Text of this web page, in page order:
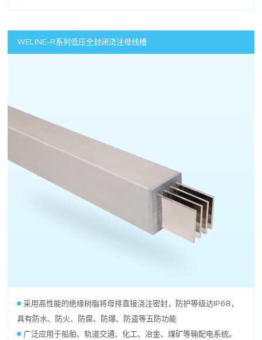
WELINE-R系列低压全封闭浇注母线槽
采用高性能的绝缘树脂将母排直接浇注密封，防护等级达IP68，
具有防水、防火、防腐、防爆、防盗等五防功能
广泛应用于船舶、轨道交通、化工、冶金、煤矿等输配电系统。